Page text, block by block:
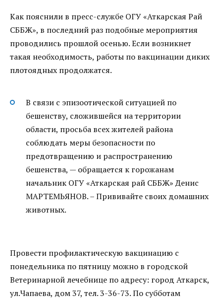
Как пояснили в пресс-службе ОГУ «Аткарская Рай
СББЖ», в последний раз подобные мероприятия
проводились прошлой осенью. Если возникнет
такая необходимость, работы по вакцинации диких
плотоядных продолжатся.
В связи с эпизоотической ситуацией по
бешенству, сложившейся на территории
области, просьба всех жителей района
соблюдать меры безопасности по
предотвращению и распространению
бешенства, — обращается к горожанам
начальник ОГУ «Аткарская рай СББЖ» Денис
МАРТЕМЬЯНОВ. – Прививайте своих домашних
животных.
Провести профилактическую вакцинацию с
понедельника по пятницу можно в городской
Ветеринарной лечебнице по адресу: город Аткарск,
ул.Чапаева, дом 37, тел. 3-36-73. По субботам